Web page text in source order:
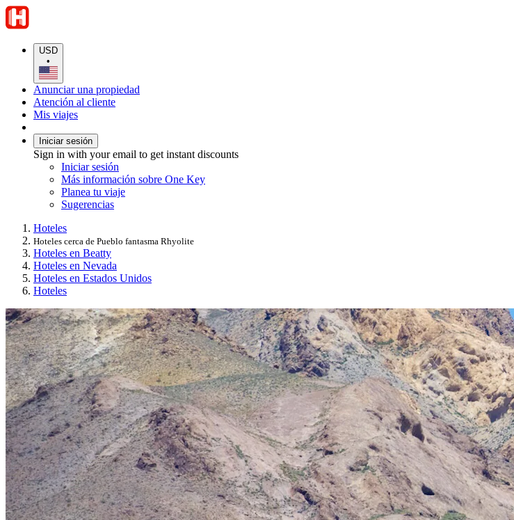
USD
•
Anunciar una propiedad
Atención al cliente
Mis viajes
Iniciar sesión
Sign in with your email to get instant discounts
Iniciar sesión
Más información sobre One Key
Planea tu viaje
Sugerencias
Hoteles
Hoteles cerca de Pueblo fantasma Rhyolite
Hoteles en Beatty
Hoteles en Nevada
Hoteles en Estados Unidos
Hoteles